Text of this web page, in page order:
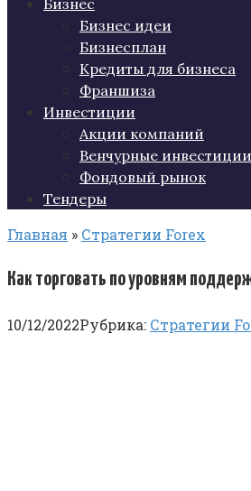
Бизнес
Бизнес идеи
Бизнесплан
Кредиты для бизнеса
Франшиза
Инвестиции
Акции компаний
Венчурные инвестиции
Фондовый рынок
Тендеры
Главная » Стратегии Forex
Как торговать по уровням
10/12/2022Рубрика: Стратегии